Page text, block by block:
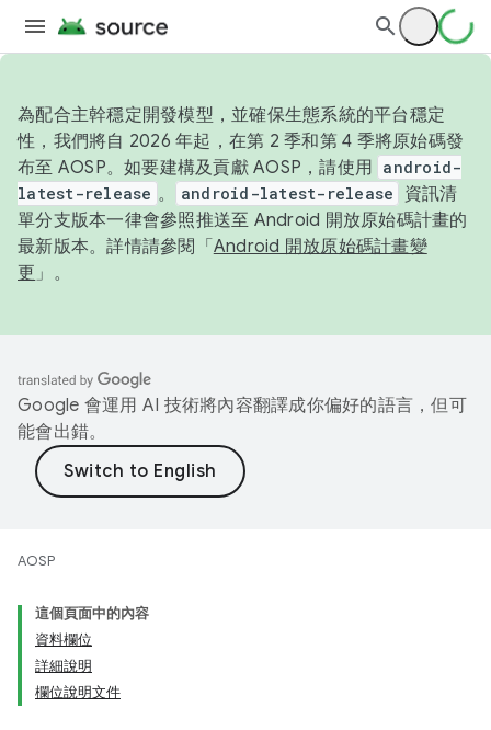
為配合主幹穩定開發模型，並確保生態系統的平台穩定
性，我們將自 2026 年起，在第 2 季和第 4 季將原始碼發
布至 AOSP。如要建構及貢獻 AOSP，請使用 android-
latest-release 。 android-latest-release
資訊清
單分支版本一律會參照推送至 Android 開放原始碼計畫的
最新版本。詳情請參閱「 Android 開放原始碼計畫變
更 」。
Google 會運用 AI 技術將內容翻譯成你偏好的語言，但可
能會出錯。
AOSP
這個頁面中的內容
資料欄位
詳細說明
欄位說明文件